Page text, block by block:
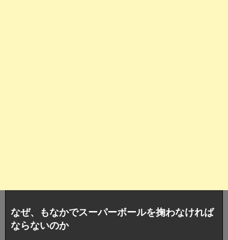
なぜ、もなかでスーパーボールを掬わなければ
ならないのか